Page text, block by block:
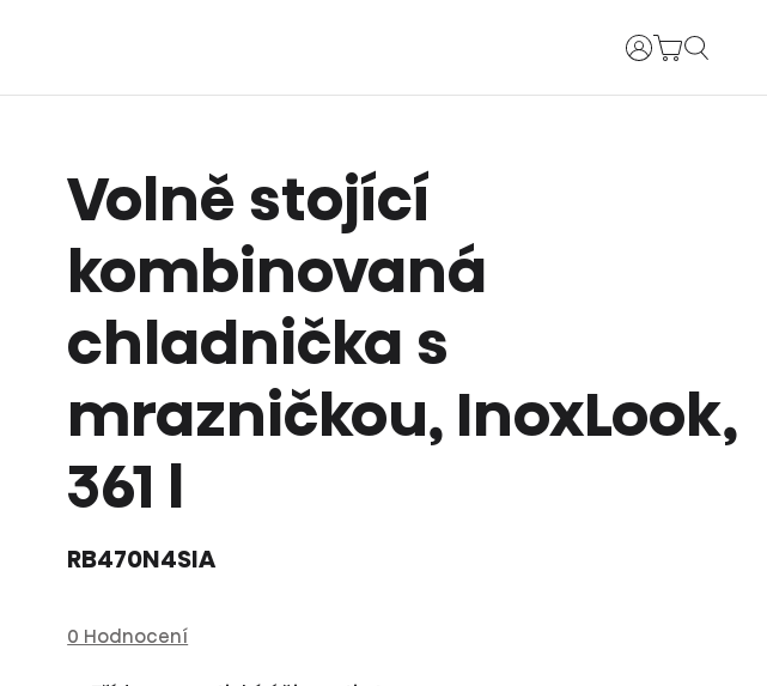
Uživatelské
Volně stojící
kombinovaná
chladnička s
mrazničkou, InoxLook,
361 l
RB470N4SIA
0 Hodnocení